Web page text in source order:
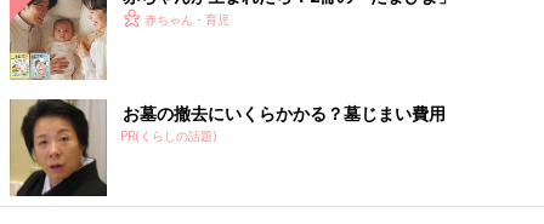
赤ちゃん・育児
お墓の撤去にいくらかかる？墓じまい費用
PR(くらしの話題)